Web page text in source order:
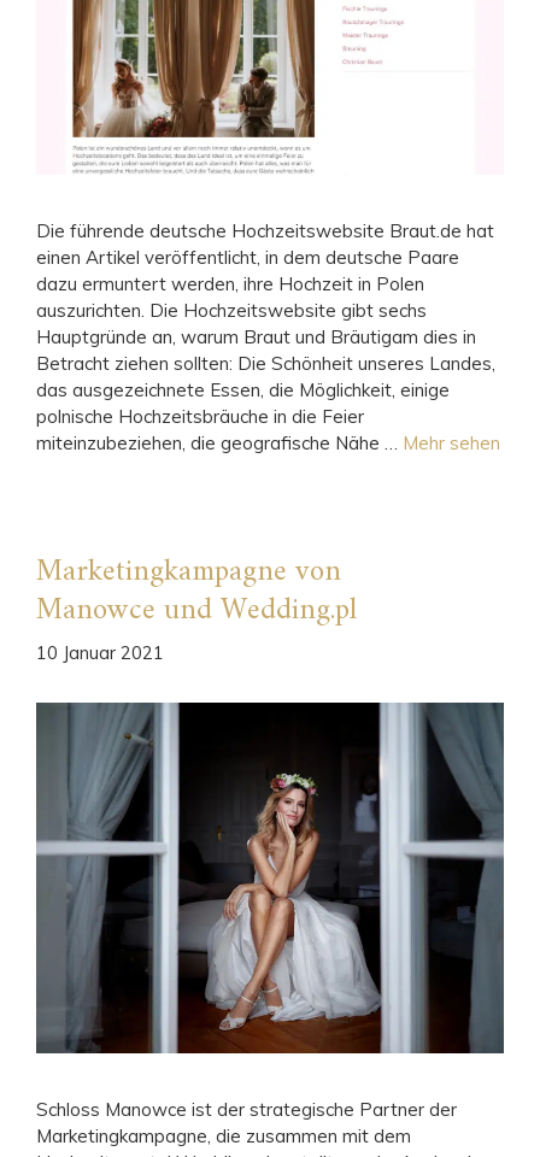
Die führende deutsche Hochzeitswebsite Braut.de hat
einen Artikel veröffentlicht, in dem deutsche Paare
dazu ermuntert werden, ihre Hochzeit in Polen
auszurichten. Die Hochzeitswebsite gibt sechs
Hauptgründe an, warum Braut und Bräutigam dies in
Betracht ziehen sollten: Die Schönheit unseres Landes,
das ausgezeichnete Essen, die Möglichkeit, einige
polnische Hochzeitsbräuche in die Feier
miteinzubeziehen, die geografische Nähe … Mehr sehen
Marketingkampagne von
Manowce und Wedding.pl
10 Januar 2021
Schloss Manowce ist der strategische Partner der
Marketingkampagne, die zusammen mit dem